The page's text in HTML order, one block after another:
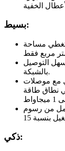
بسيط:
تغطي مساحة
التوصيل
بالشبكة.
مع موصلات
نطاق طاقة
من رسوم
ذكي: